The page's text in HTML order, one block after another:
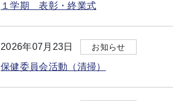
１学期 表彰・終業式
2026年07月23日 お知らせ
保健委員会活動（清掃）